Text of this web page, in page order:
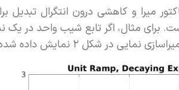
میرا و کاهشی درون انتگرال تبدیل
برای مثال، اگر تابع شیب واحد در یک
شکل ۲ نمایش داده شده است.